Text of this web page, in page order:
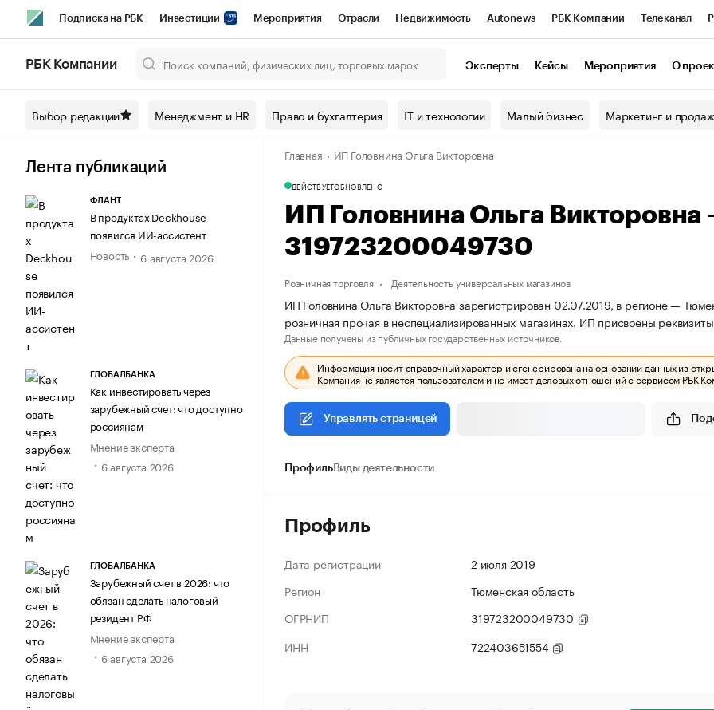
Подписка на РБК Инвестиции Мероприятия Отрасли Недвижимость Autonews РБК Компании Телеканал
Спецпроекты СПб Конференции СПб Спецпроекты Проверка контрагентов
Технологии и медиа Рынок наличной валюты
РБК Компании Эксперты Кейсы Мероприятия О
Выбор редакции Менеджмент и HR Право и бухгалтерия IT и технологии Малый бизнес Маркетинг и
Лента публикаций
ФЛАНТ
В продуктах Deckhouse
появился ИИ-ассистент
Новость
6 августа 2026
ГЛОБАЛБАНКА
Как инвестировать через
зарубежный счет: что доступно
россиянам
Мнение эксперта
6 августа 2026
ГЛОБАЛБАНКА
Зарубежный счет в 2026: что
обязан сделать налоговый
резидент РФ
Мнение эксперта
6 августа 2026
Главная ИП Головнина Ольга Викторовна
ДЕЙСТВУЕТОБНОВЛЕНО
ИП Головнина Ольга
319723200049730
Розничная торговля Деятельность универсальных магазинов
ИП Головнина Ольга Викторовна зарегистрирован 02.07.2019, в регионе —
розничная прочая в неспециализированных магазинах. ИП присвоены
Данные получены из публичных государственных источников.
Информация носит справочный характер и сгенерирована на основании данных из
Компания не является пользователем и не имеет деловых отношений с сервисом РБК
Управлять страницей
ПрофильВиды деятельности
Профиль
Дата регистрации
2 июля 2019
Регион
Тюменская область
ОГРНИП
319723200049730
ИНН
722403651554